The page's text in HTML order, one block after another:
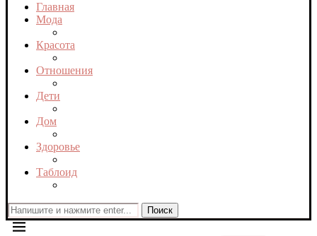
Главная
Мода
Красота
Отношения
Дети
Дом
Здоровье
Таблоид
Поиск